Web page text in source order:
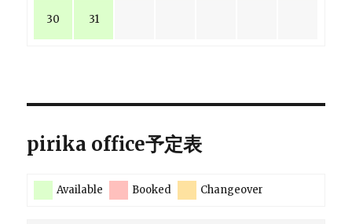
30 31
pirika office予定表
Available Booked Changeover